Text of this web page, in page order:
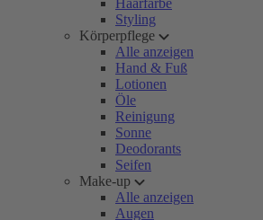
Haarfarbe
Styling
Körperpflege
Alle anzeigen
Hand & Fuß
Lotionen
Öle
Reinigung
Sonne
Deodorants
Seifen
Make-up
Alle anzeigen
Augen